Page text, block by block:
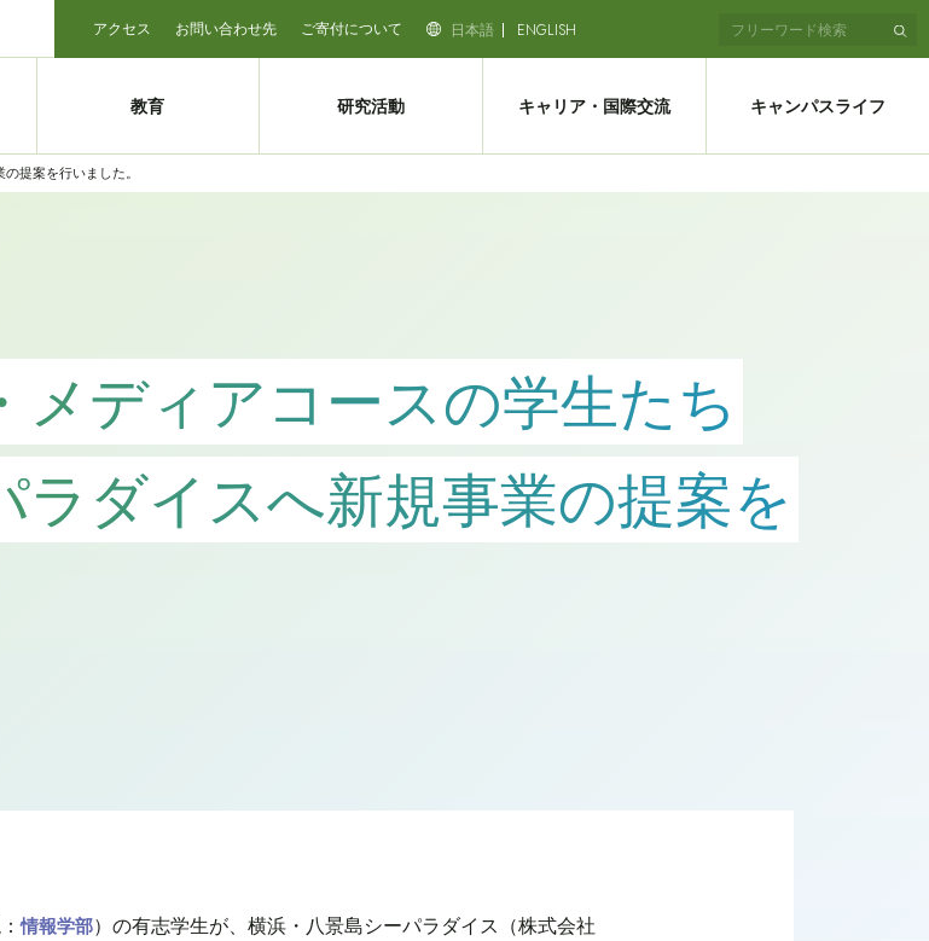
アクセス お問い合わせ先 ご寄付について 日本語 ENGLISH
教育 研究活動 キャリア・国際交流 キャンパスライフ
提案を行いました。
ディアコースの学生たち
ダイスへ新規事業の提案を
情報学部）の有志学生が、横浜・八景島シーパラダイス（株式会社